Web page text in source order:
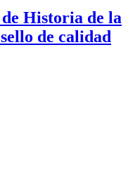
Historia de la
de calidad